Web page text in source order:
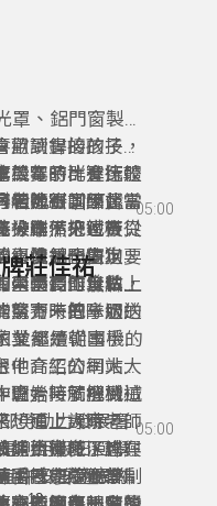
，
。
、鋁門窗製作
讀書的孩子，
機電子群進行體
給吸引，因此當
。
用到銲接的技
競賽時，會比較
署進行訓練，需
接被刷下來。
二年的比賽選擇
老師跟同學督
操作，把鐵板從
，像是一隻狗、
果學長可以做
但比賽當下還是
，雖然分區賽只
喜悅，也決定要
分準備，也帶著
心情並全力以
全國冷作金牌，
組裝鋁門窗，之
南港高工曾站上
拿下未曾拿過的
業。
學長們的無私傳
競賽時的隊服送
努力，把一切做
並繼續朝國手的
05:00
莊佳祐
父都是從事機械
他介紹公司大大
會考時就把機械
中高工的網站上
班」，了解到這
勞動力發展署
利用假日回學
，看完這個學制
開始接觸機械加
，而上課時老師
綜合機械深感興
手。
想追上大家，只
能競賽時，也在
習PLC的程式編
類不僅多了許多
許多要適應的
國技能競賽首次
05:00
12